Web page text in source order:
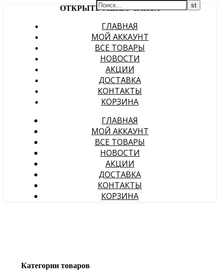
ОТКРЫТЬ МЕНЮ САЙТА
ГЛАВНАЯ
МОЙ АККАУНТ
ВСЕ ТОВАРЫ
НОВОСТИ
АКЦИИ
ДОСТАВКА
КОНТАКТЫ
КОРЗИНА
ГЛАВНАЯ
МОЙ АККАУНТ
ВСЕ ТОВАРЫ
НОВОСТИ
АКЦИИ
ДОСТАВКА
КОНТАКТЫ
КОРЗИНА
Категории товаров